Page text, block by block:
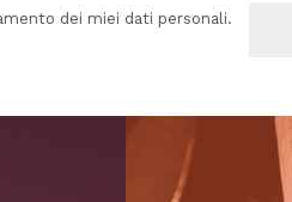
dei miei dati personali.